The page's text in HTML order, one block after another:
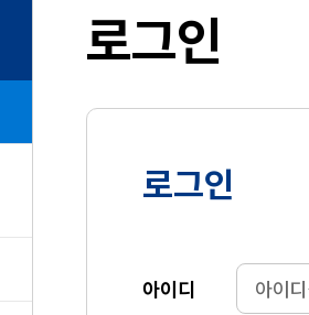
로그인
로그인
아이디